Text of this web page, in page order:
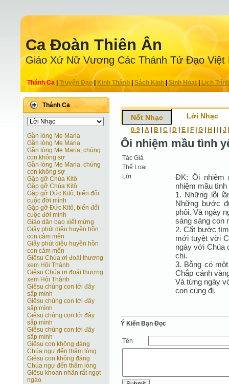
Ca Ðoàn Thiên Ân
Giáo Xứ Nữ Vương Các Thánh Tử Ðạo Việt
Thánh Ca Truyện Ðạo| Kinh Thánh Sách Kinh|Sinh Hoạt| Lịch Trình
Thánh Ca
Gần lòng Mẹ Maria
Gần lòng Mẹ Maria
Gần lòng Mẹ Maria, chúng
con không sợ
Gần lòng Mẹ Maria, chúng
con không sợ
Gặp gỡ Chúa Kitô
Gặp gỡ Chúa Kitô
Gặp gỡ Ðức Kitô, biến đổi
cuộc đời mình
Gặp gỡ Ðức Kitô, biến đổi
cuộc đời mình
Giáo dân bao xiết mừng
Giây phút diệu huyền hồn
con cảm mến
Giây phút diệu huyền hồn
con cảm mến
Giêsu Chúa ơi đoái thương
xem Hội Thánh
Giêsu Chúa ơi đoái thương
xem Hội Thánh
Giêsu chúng con tới đây
sấp mình
Giêsu chúng con tới đây
sấp mình
Giêsu chúng con tới đây
sấp mình
Giêsu chúng con tới đây
sấp mình
Giêsu con không đáng
Chúa ngự đến thăm lòng
Giêsu con không đáng
Chúa ngự đến thăm lòng
Giêsu khoan nhân rất ngọt
ngào
Nốt Nhạc Lời Nhạc
0-9 A B C D E F G H J
Ôi nhiệm mầu tình
Tác Giả
Thể Loại
Lời
ÐK: Ôi nhiệm
nhiệm mầu
1. Những lỗi
Những bước
phôi. Và ngày
sáng sáng con
2. Cất bước
mới tuyệt vời
ngày với Chúa
chi.
3. Bỗng có
Chắp cánh
Và từng ngày
con cùng đi.
Ý Kiến Bạn Ðọc
Tên